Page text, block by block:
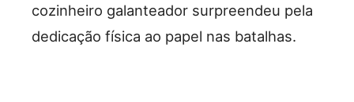
cozinheiro galanteador surpreendeu pela
dedicação física ao papel nas batalhas.